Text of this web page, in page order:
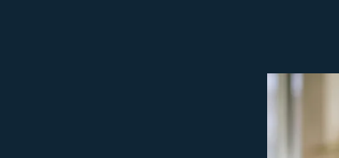
contact
zowel telefonisch als
neem contact op